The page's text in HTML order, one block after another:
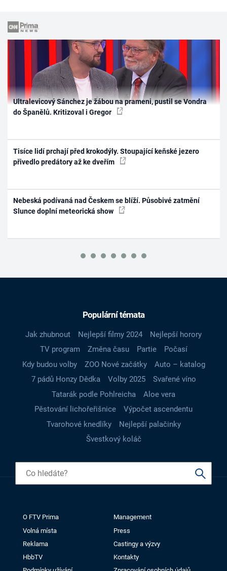
Ultralevicový Sánchez je žábou na prameni, pustil se Vondra
do Španělů. Kritizoval i Gregor
Tisíce lidí prchají před krokodýly. Stoupající keňské jezero
přivedlo predátory až ke dveřím
Nebeská podívaná nad Českem se blíží. Působivé zatmění
Slunce doplní meteorická show
Populární témata
Jak zhubnout Nejlepší filmy 2024
Nejlepší horory
TV program
Změna času Partie
Počasí
Kdy budou volby
ZOO Nové začátky
Auto – katalog
7 pádů Honzy Dědka
Volby 2025
Svařené víno
Tatarák podle Pohlreicha
Aloe vera
Pěstování lichořeřišnice
Výpočet ascendentu
Tvarohové knedlíky
Nejlepší palačinky
Švestkový koláč
O FTV Prima
Management
Volná místa
Press
Reklama
Castingy a výzvy
HbbTV
Kontakty